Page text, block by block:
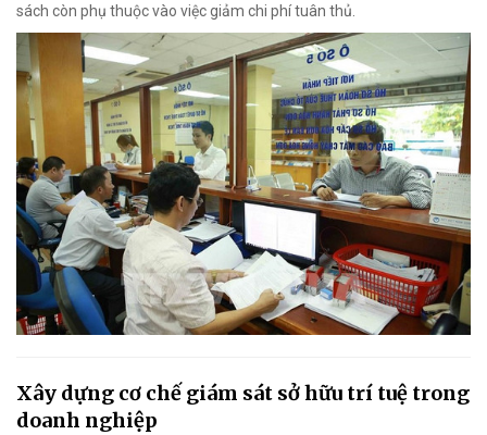
sách còn phụ thuộc vào việc giảm chi phí tuân thủ.
Xây dựng cơ chế giám sát sở hữu trí tuệ trong
doanh nghiệp